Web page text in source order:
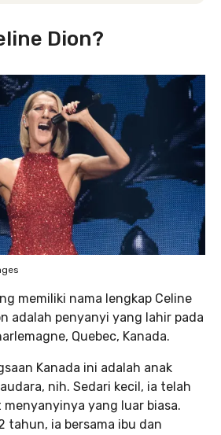
Dion?
memiliki nama lengkap Celine
adalah penyanyi yang lahir pada
Quebec, Kanada.
Kanada ini adalah anak
nih. Sedari kecil, ia telah
yang luar biasa.
tahun, ia bersama ibu dan